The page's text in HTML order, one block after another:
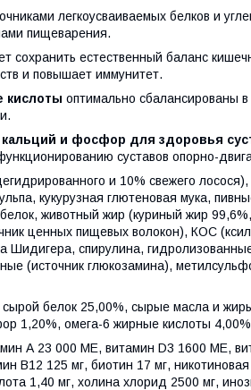
легкоусваиваемых белков и
пищеварения.
сохранить естественный баланс
и повышает иммунитет.
кислоты оптимально сбалансированы
и фосфор для здоровья
суставов опорно-
и 10% свежего
кукурузная глютеновая мука,
животный жир (куриный жир
ценных пищевых волокон), КОС
Шидигера, спирулина,
(источник глюкозамина),
сырой белок 25,00%, сырые масла и
1,20%, омега-6 жирные кислоты
А 23 000 МЕ, витамин D3 1600 МЕ,
В12 125 мг, биотин 17 мг,
1,40 мг, холина хлорид 2500 мг,